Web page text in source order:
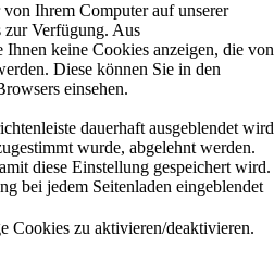
Ihrem Computer auf unserer
zur Verfügung. Aus
Ihnen keine Cookies anzeigen, die von
Diese können Sie in den
einsehen.
dauerhaft ausgeblendet wird
wurde, abgelehnt werden.
diese Einstellung gespeichert wird.
bei jedem Seitenladen eingeblendet
Cookies zu aktivieren/deaktivieren.